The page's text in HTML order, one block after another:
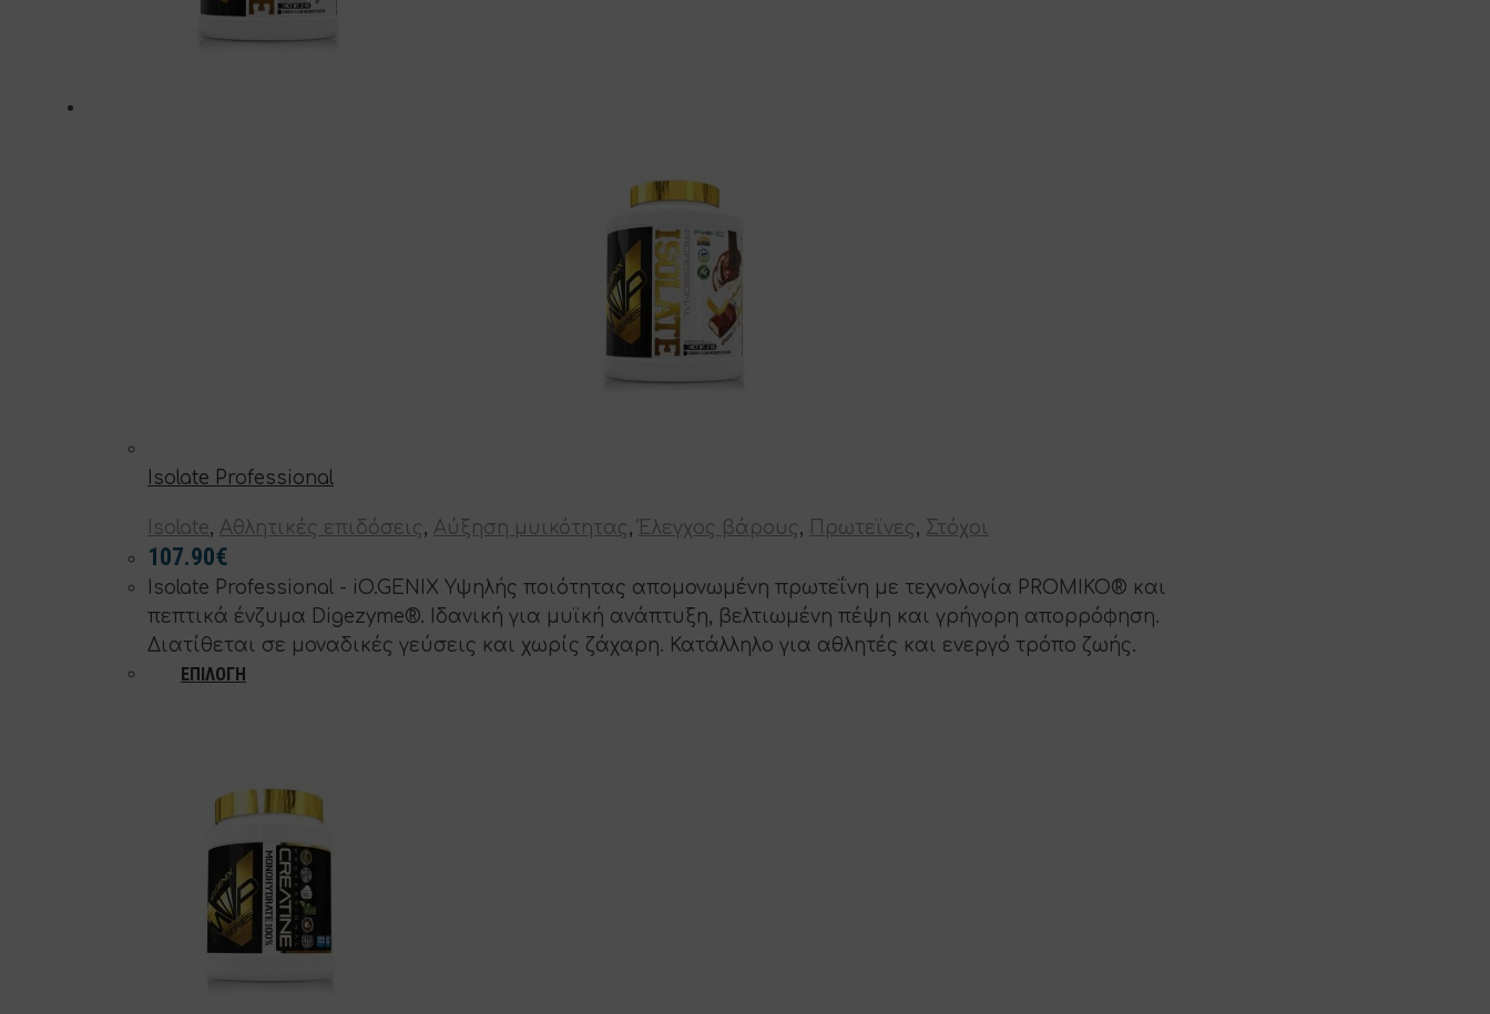
Isolate Professional
Isolate, Αθλητικές επιδόσεις, Αύξηση μυικότητας, Έλεγχος βάρους, Πρωτεϊνες, Στόχοι
107.90€
Isolate Professional - iO.GENIX Υψηλής ποιότητας απομονωμένη πρωτεΐνη με τεχνολογία PROMIKO® και
πεπτικά ένζυμα Digezyme®. Ιδανική για μυϊκή ανάπτυξη, βελτιωμένη πέψη και γρήγορη απορρόφηση.
Διατίθεται σε μοναδικές γεύσεις και χωρίς ζάχαρη. Κατάλληλο για αθλητές και ενεργό τρόπο ζωής.
ΕΠΙΛΟΓΉ
πολλαπλές
παραλλαγές.
Οι
επιλογές
μπορούν
να
στη